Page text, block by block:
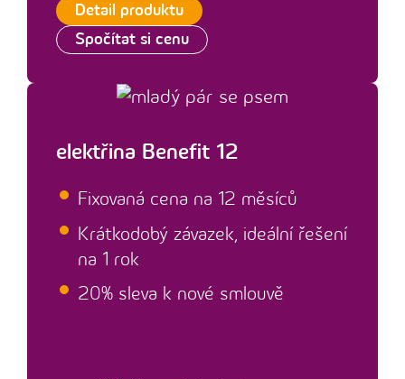
Detail produktu
Spočítat si cenu
elektřina Benefit 12
Fixovaná cena na 12 měsíců
Krátkodobý závazek, ideální řešení
na 1 rok
20% sleva k nové smlouvě